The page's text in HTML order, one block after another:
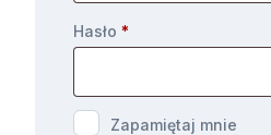
Hasło *
Zapamiętaj mnie